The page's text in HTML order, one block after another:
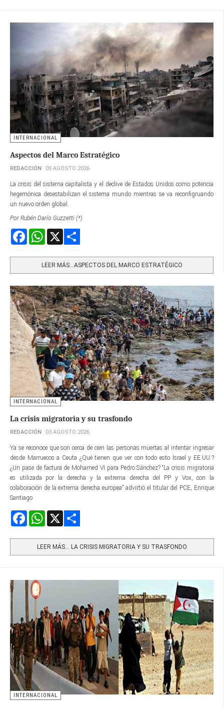
INTERNACIONAL
Aspectos del Marco Estratégico
REDACCIÓN 05 AGOSTO 2026
La crisis del sistema capitalista y el declive de Estados Unidos como potencia
hegemónica desestabilizan el sistema mundo mientras se va reconfigruando
un nuevo orden global.
Por Rubén Darío Guzzetti (*)
FacebookWhatsApp
LEER MÁS…ASPECTOS DEL MARCO ESTRATÉGICO
INTERNACIONAL
La crisis migratoria y su trasfondo
REDACCIÓN 03 AGOSTO 2026
Ya se reconoce que son cerca de cien las personas muertas al intentar ingresar
desde Marruecos a Ceuta ¿Qué tienen que ver con todo esto Israel y EE.UU.?
¿Un pase de factura de Mohamed VI para Pedro Sánchez? “La crisis migratoria
es utilizada por la derecha y la extrema derecha del PP y Vox, con la
colaboración de la extrema derecha europea” advirtió el titular del PCE, Enrique
Santiago.
FacebookWhatsApp
LEER MÁS… LA CRISIS MIGRATORIA Y SU TRASFONDO
INTERNACIONAL